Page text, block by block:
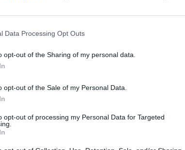
Data Processing Opt Outs
opt-out of the Sharing of my personal data.
opt-out of the Sale of my Personal Data.
opt-out of processing my Personal Data for Targeted
su
0,5
Fototechnika, fotojuostos
1.00 EUR(3,46 LTL)